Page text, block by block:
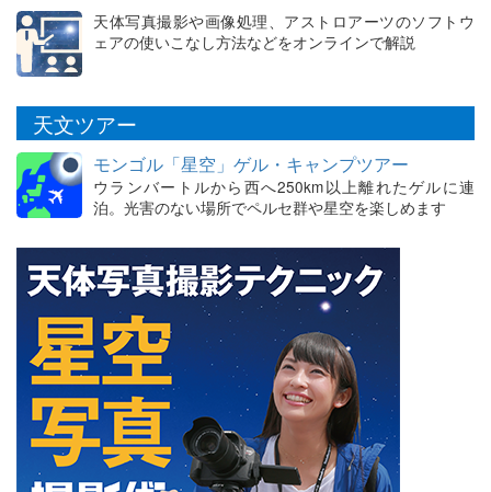
天体写真撮影や画像処理、アストロアーツのソフトウ
ェアの使いこなし方法などをオンラインで解説
天文ツアー
モンゴル「星空」ゲル・キャンプツアー
ウランバートルから西へ250km以上離れたゲルに連
泊。光害のない場所でペルセ群や星空を楽しめます